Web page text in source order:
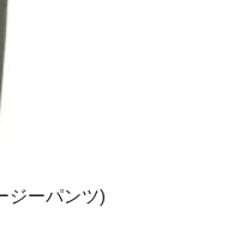
ジーパンツ)